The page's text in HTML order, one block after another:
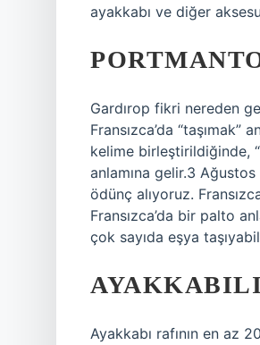
ayakkabı ve diğer
Gardırop fikri nereden
Fransızca’da “taşımak”
kelime birleştirildiğinde,
anlamına gelir.3
ödünç alıyoruz.
Fransızca’da bir palto
çok sayıda eşya
Ayakkabı rafının en az